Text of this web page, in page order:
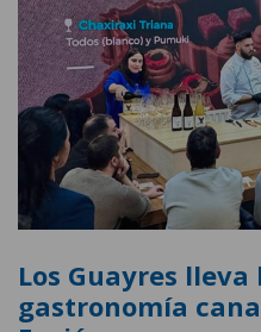
Los Guayres
gastronomía